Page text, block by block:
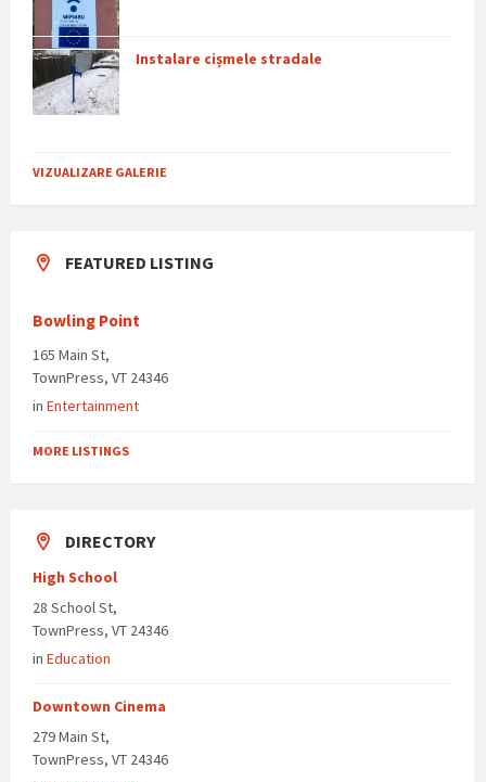
Instalare cișmele stradale
VIZUALIZARE GALERIE
FEATURED LISTING
Bowling Point
165 Main St,
TownPress, VT 24346
in Entertainment
MORE LISTINGS
DIRECTORY
High School
28 School St,
TownPress, VT 24346
in Education
Downtown Cinema
279 Main St,
TownPress, VT 24346